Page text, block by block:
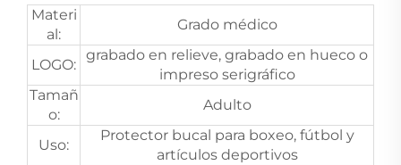
Materi
al:
Grado médico
LOGO:
grabado en relieve, grabado en hueco o
impreso serigráfico
Tamañ
o:
Adulto
Uso:
Protector bucal para boxeo, fútbol y
artículos deportivos